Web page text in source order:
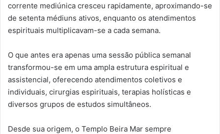
corrente mediúnica cresceu rapidamente, aproximando-se
de setenta médiuns ativos, enquanto os atendimentos
espirituais multiplicavam-se a cada semana.
O que antes era apenas uma sessão pública semanal
transformou-se em uma ampla estrutura espiritual e
assistencial, oferecendo atendimentos coletivos e
individuais, cirurgias espirituais, terapias holísticas e
diversos grupos de estudos simultâneos.
Desde sua origem, o Templo Beira Mar sempre